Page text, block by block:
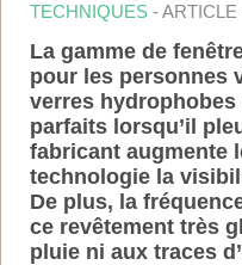
TECHNIQUES -
La gamme de
pour les personnes
verres
parfaits lorsqu’il
fabricant augmente
technologie la
De plus, la
ce revêtement très
pluie ni aux traces